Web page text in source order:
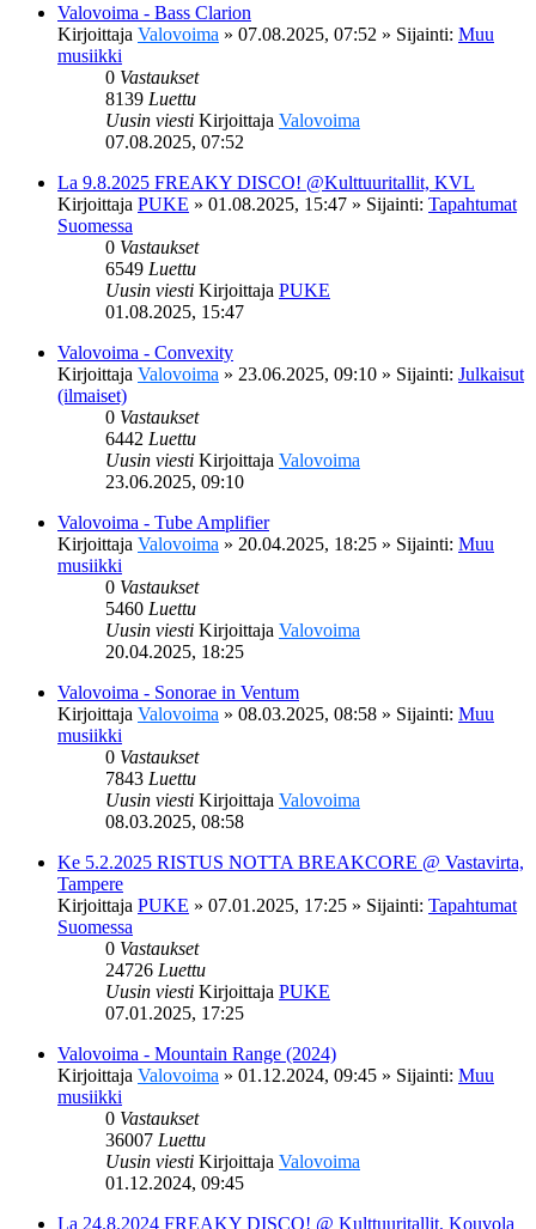
Valovoima - Bass Clarion
Kirjoittaja Valovoima » 07.08.2025, 07:52 » Sijainti: Muu
musiikki
0 Vastaukset
8139 Luettu
Uusin viesti Kirjoittaja Valovoima
07.08.2025, 07:52
La 9.8.2025 FREAKY DISCO! @Kulttuuritallit, KVL
Kirjoittaja PUKE » 01.08.2025, 15:47 » Sijainti: Tapahtumat
Suomessa
0 Vastaukset
6549 Luettu
Uusin viesti Kirjoittaja PUKE
01.08.2025, 15:47
Valovoima - Convexity
Kirjoittaja Valovoima » 23.06.2025, 09:10 » Sijainti: Julkaisut
(ilmaiset)
0 Vastaukset
6442 Luettu
Uusin viesti Kirjoittaja Valovoima
23.06.2025, 09:10
Valovoima - Tube Amplifier
Kirjoittaja Valovoima » 20.04.2025, 18:25 » Sijainti: Muu
musiikki
0 Vastaukset
5460 Luettu
Uusin viesti Kirjoittaja Valovoima
20.04.2025, 18:25
Valovoima - Sonorae in Ventum
Kirjoittaja Valovoima » 08.03.2025, 08:58 » Sijainti: Muu
musiikki
0 Vastaukset
7843 Luettu
Uusin viesti Kirjoittaja Valovoima
08.03.2025, 08:58
Ke 5.2.2025 RISTUS NOTTA BREAKCORE @ Vastavirta,
Tampere
Kirjoittaja PUKE » 07.01.2025, 17:25 » Sijainti: Tapahtumat
Suomessa
0 Vastaukset
24726 Luettu
Uusin viesti Kirjoittaja PUKE
07.01.2025, 17:25
Valovoima - Mountain Range (2024)
Kirjoittaja Valovoima » 01.12.2024, 09:45 » Sijainti: Muu
musiikki
0 Vastaukset
36007 Luettu
Uusin viesti Kirjoittaja Valovoima
01.12.2024, 09:45
La 24.8.2024 FREAKY DISCO! @ Kulttuuritallit, Kouvola